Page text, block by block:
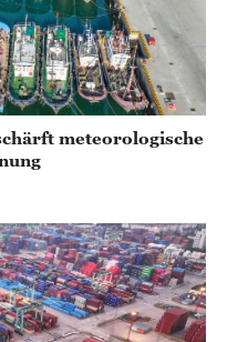
meteorologische